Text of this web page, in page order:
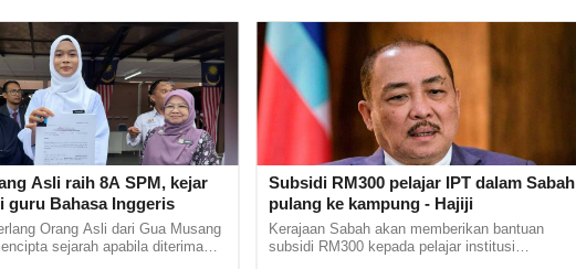
06:00pm
awam perlu semai budaya
seiring konsep Malaysia Madani
usaha membina sebuah negara bangsa yang maju,
dihormati, perkara pokok yang menjadi kekuatan
sesebuah pentadbiran terletak pada integriti
awamnya.Golongan inilah yang...
Asli raih 8A SPM, kejar
guru Bahasa Inggeris
Orang Asli dari Gua Musang
sejarah apabila diterima
Subsidi RM300 pelajar IPT dalam Sabah
pulang ke kampung - Hajiji
Kerajaan Sabah akan memberikan bantuan
subsidi RM300 kepada pelajar institusi